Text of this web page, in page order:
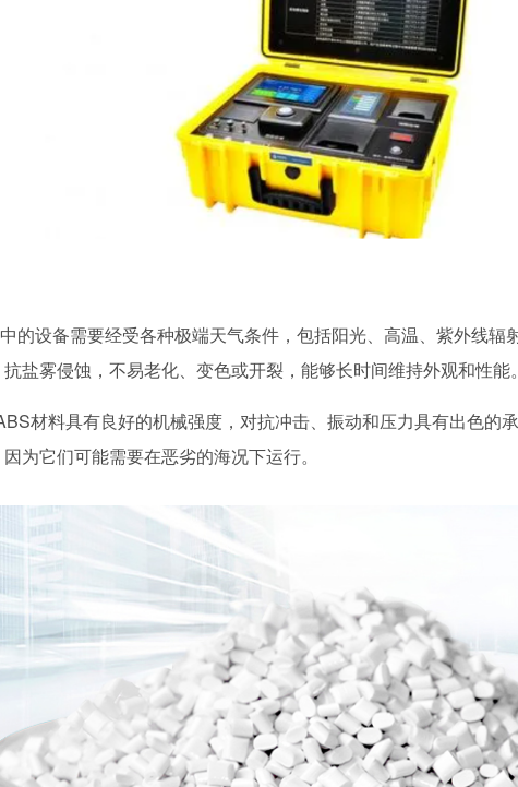
的设备需要经受各种极端天气条件，包括阳光、高温、紫外线辐
盐雾侵蚀，不易老化、变色或开裂，能够长时间维持外观和性能。
材料具有良好的机械强度，对抗冲击、振动和压力具有出色的
为它们可能需要在恶劣的海况下运行。